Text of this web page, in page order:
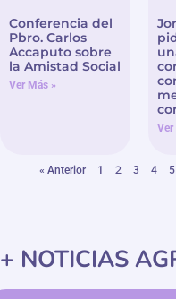
Conferencia del
Pbro. Carlos
Accaputo sobre
la Amistad Social
Ver Más »
Ver
« Anterior 1 2 3 4 5
+ NOTICIAS